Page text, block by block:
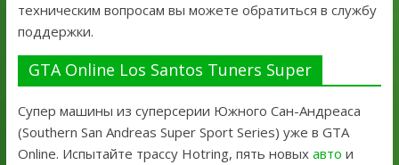
техническим вопросам вы можете обратиться в службу
поддержки.
GTA Online Los Santos Tuners Super
Супер машины из суперсерии Южного Сан-Андреаса
(Southern San Andreas Super Sport Series) уже в GTA
Online. Испытайте трассу Hotring, пять новых авто и